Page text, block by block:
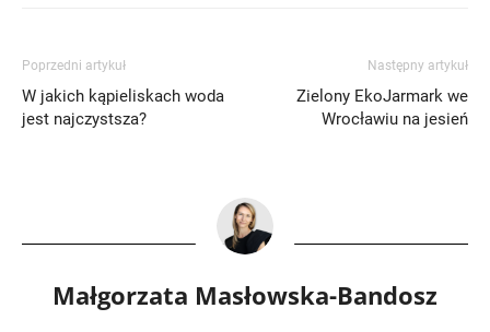
Poprzedni artykuł
W jakich kąpieliskach woda
jest najczystsza?
Następny artykuł
Zielony EkoJarmark we
Wrocławiu na jesień
Małgorzata Masłowska-Bandosz